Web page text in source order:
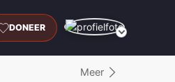
DONEER
Meer